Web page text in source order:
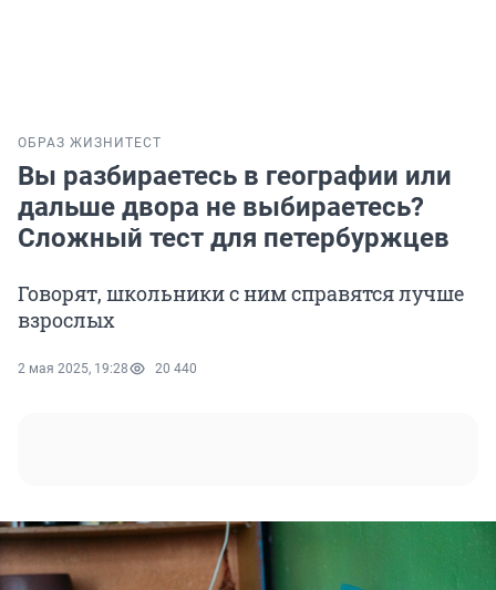
ОБРАЗ ЖИЗНИ ТЕСТ
Вы разбираетесь в географии или
дальше двора не выбираетесь?
Сложный тест для петербуржцев
Говорят, школьники с ним справятся лучше
взрослых
2 мая 2025, 19:28 20 440